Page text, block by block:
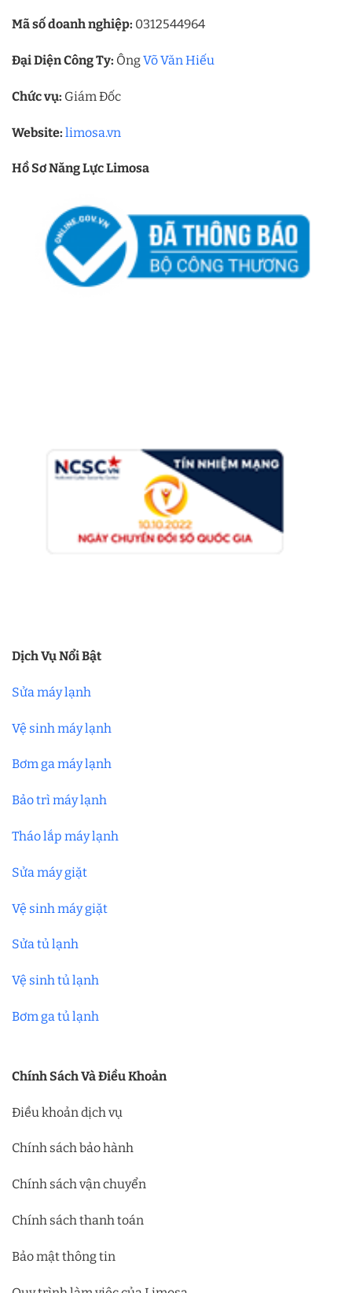
Mã số doanh nghiệp: 0312544964
Đại Diện Công Ty: ÔngVõ Văn Hiếu
Chức vụ: Giám Đốc
Website: limosa.vn
Hồ Sơ Năng Lực Limosa
Dịch Vụ Nổi Bật
Sửa máy lạnh
Vệ sinh máy lạnh
Bơm ga máy lạnh
Bảo trì máy lạnh
Tháo lắp máy lạnh
Sửa máy giặt
Vệ sinh máy giặt
Sửa tủ lạnh
Vệ sinh tủ lạnh
Bơm ga tủ lạnh
Chính Sách Và Điều Khoản
Điều khoản dịch vụ
Chính sách bảo hành
Chính sách vận chuyển
Chính sách thanh toán
Bảo mật thông tin